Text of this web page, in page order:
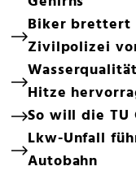
Biker brettert
Zivilpolizei
Hitze
So will die TU
Lkw-Unfall
Autobahn